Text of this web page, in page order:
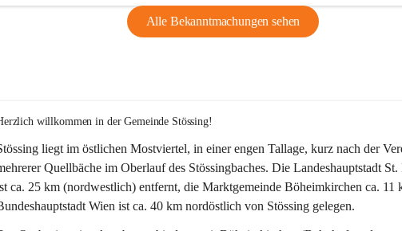
Alle Bekanntmachungen sehen
willkommen in der Gemeinde Stössing!
liegt im östlichen Mostviertel, in einer engen Tallage, kurz nach der
Quellbäche im Oberlauf des Stössingbaches. Die Landeshauptstadt
ca. 25 km (nordwestlich) entfernt, die Marktgemeinde Böheimkirchen ca.
Wien ist ca. 40 km nordöstlich von Stössing gelegen.